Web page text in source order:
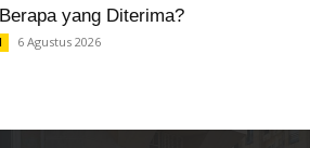
yang Diterima?
6 Agustus 2026